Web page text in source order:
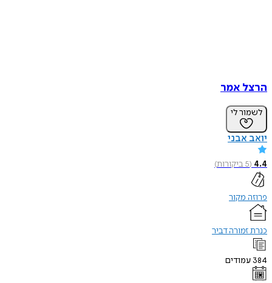
הרצל אמר
לשמור לי
יואב אבני
4.4
(
5ביקורות)
פרוזה מקור
כנרת זמורה דביר
384 עמודים